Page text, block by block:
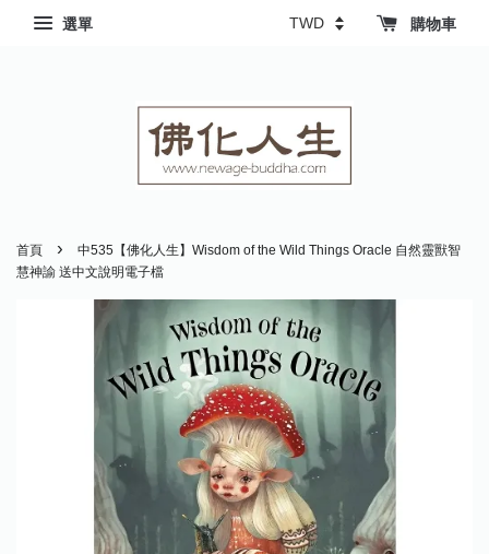
選單 購物車
首頁 ›
中535【佛化人生】Wisdom of the Wild Things Oracle 自然靈獸智
慧神諭 送中文說明電子檔